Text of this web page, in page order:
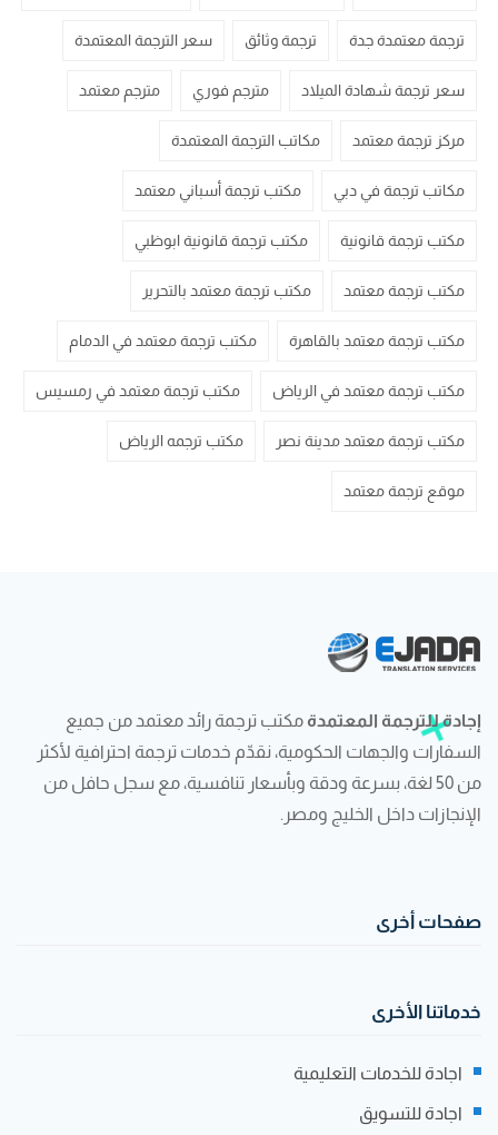
ترجمة معتمدة جدة ترجمة وثائق سعر الترجمة المعتمدة
سعر ترجمة شهادة الميلاد مترجم فوري مترجم معتمد
مركز ترجمة معتمد مكاتب الترجمة المعتمدة
مكاتب ترجمة في دبي مكتب ترجمة أسباني معتمد
مكتب ترجمة قانونية مكتب ترجمة قانونية ابوظبي
مكتب ترجمة معتمد مكتب ترجمة معتمد بالتحرير
مكتب ترجمة معتمد بالقاهرة مكتب ترجمة معتمد في الدمام
مكتب ترجمة معتمد في الرياض مكتب ترجمة معتمد في رمسيس
مكتب ترجمة معتمد مدينة نصر مكتب ترجمه الرياض
موقع ترجمة معتمد
إجادة للترجمة المعتمدة مكتب ترجمة رائد معتمد من جميع
السفارات والجهات الحكومية، نقدّم خدمات ترجمة احترافية لأكثر
من 50 لغة، بسرعة ودقة وبأسعار تنافسية، مع سجل حافل من
الإنجازات داخل الخليج ومصر.
صفحات أخرى
خدماتنا الأخرى
اجادة للخدمات التعليمية
اجادة للتسويق